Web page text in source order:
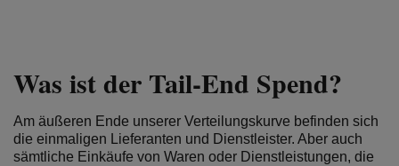
Was ist der Tail-End Spend?
Am äußeren Ende unserer Verteilungskurve befinden sich
die einmaligen Lieferanten und Dienstleister. Aber auch
sämtliche Einkäufe von Waren oder Dienstleistungen, die